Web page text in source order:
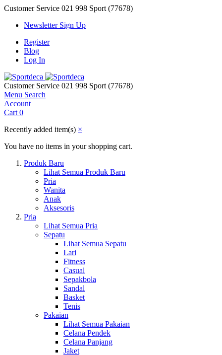
Customer Service 021 998 Sport (77678)
Newsletter Sign Up
Register
Blog
Log In
Customer Service 021 998 Sport (77678)
Menu Search
Account
Cart 0
Recently added item(s) ×
You have no items in your shopping cart.
Produk Baru
Lihat Semua Produk Baru
Pria
Wanita
Anak
Aksesoris
Pria
Lihat Semua Pria
Sepatu
Lihat Semua Sepatu
Lari
Fitness
Casual
Sepakbola
Sandal
Basket
Tenis
Pakaian
Lihat Semua Pakaian
Celana Pendek
Celana Panjang
Jaket